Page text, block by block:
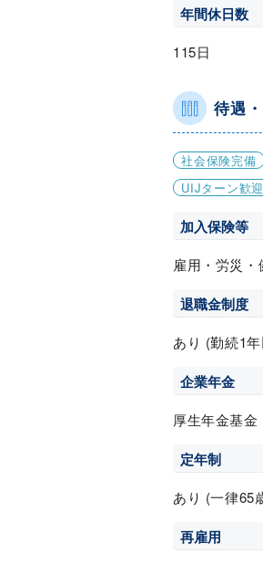
年間休日数
115日
待遇
社会保険完備
UIJターン歓迎
加入保険等
雇用・労災
退職金制度
あり (勤続1
企業年金
厚生年金基金
定年制
あり (一律65
再雇用